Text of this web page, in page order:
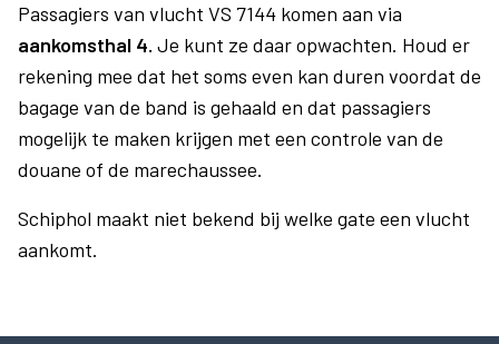
Passagiers van vlucht VS 7144 komen aan via
aankomsthal 4. Je kunt ze daar opwachten. Houd er
rekening mee dat het soms even kan duren voordat de
bagage van de band is gehaald en dat passagiers
mogelijk te maken krijgen met een controle van de
douane of de marechaussee.
Schiphol maakt niet bekend bij welke gate een vlucht
aankomt.